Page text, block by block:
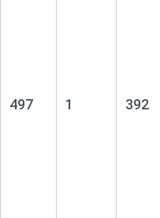
497 1 392